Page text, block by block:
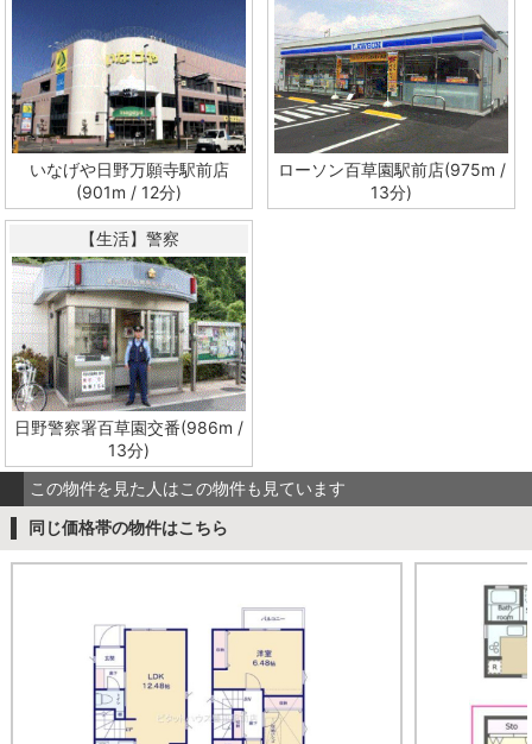
いなげや日野万願寺駅前店
(901m / 12分)
ローソン百草園駅前店(975m /
13分)
【生活】警察
日野警察署百草園交番(986m /
13分)
この物件を見た人はこの物件も見ています
同じ価格帯の物件はこちら